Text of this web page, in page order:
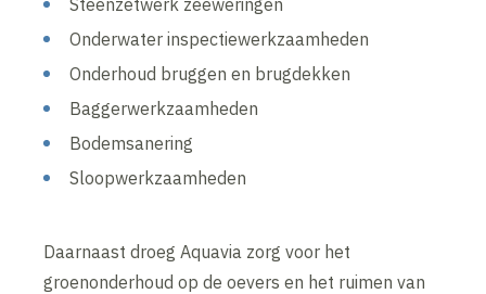
Onderwater inspectiewerkzaamheden
Onderhoud bruggen en brugdekken
Baggerwerkzaamheden
Bodemsanering
Sloopwerkzaamheden
Daarnaast droeg Aquavia zorg voor het
groenonderhoud op de oevers en het ruimen van